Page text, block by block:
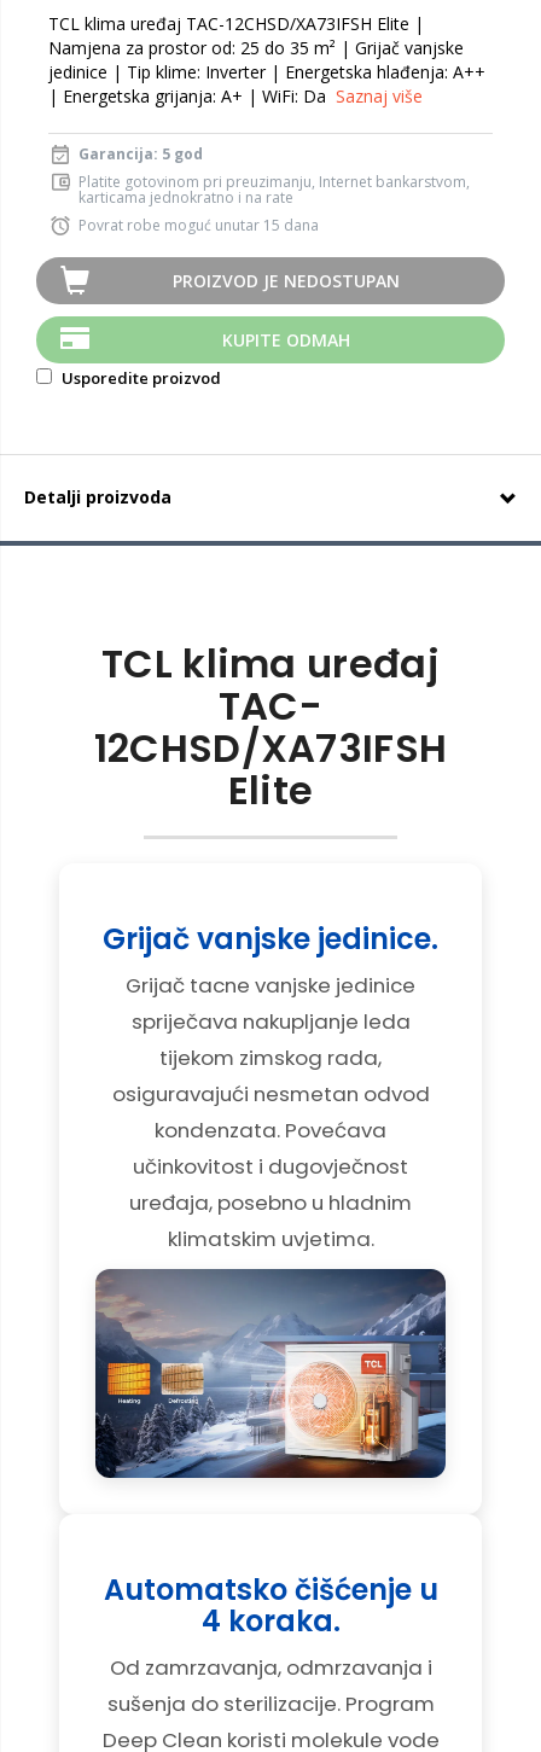
TCL klima uređaj TAC-12CHSD/XA73IFSH Elite |
Namjena za prostor od: 25 do 35 m² | Grijač vanjske
jedinice | Tip klime: Inverter | Energetska hlađenja: A++
| Energetska grijanja: A+ | WiFi: Da Saznaj više
Garancija: 5 god
Platite gotovinom pri preuzimanju, Internet bankarstvom,
karticama jednokratno i na rate
Povrat robe moguć unutar 15 dana
PROIZVOD JE NEDOSTUPAN
KUPITE ODMAH
Usporedite proizvod
Detalji proizvoda
TCL klima uređaj
TAC-
12CHSD/XA73IFSH
Elite
Grijač vanjske jedinice.
Grijač tacne vanjske jedinice
spriječava nakupljanje leda
tijekom zimskog rada,
osiguravajući nesmetan odvod
kondenzata. Povećava
učinkovitost i dugovječnost
uređaja, posebno u hladnim
klimatskim uvjetima.
Automatsko čišćenje u
4 koraka.
Od zamrzavanja, odmrzavanja i
sušenja do sterilizacije. Program
Deep Clean koristi molekule vode